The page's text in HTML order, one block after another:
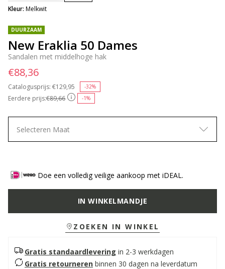
DUURZAAM
New Eraklia 50 Dames
Sandalen met middelhoge hak
Eerdere prijs:€89,66 -1%
Catalogusprijs: Price reduced from
€129,95 -32%
€88,36
Kleur: Melkwit
Selecteren Maat
Doe een volledig veilige aankoop met iDEAL.
IN WINKELMANDJE
ZOEKEN IN WINKEL
Gratis standaardlevering in 2-3 werkdagen
Gratis retourneren binnen 30 dagen na leverdatum